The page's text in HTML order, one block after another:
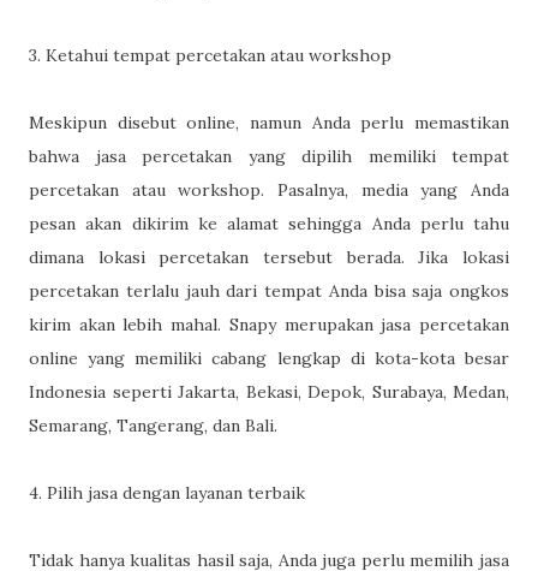
3. Ketahui tempat percetakan atau workshop
Meskipun disebut online, namun Anda perlu memastikan
bahwa jasa percetakan yang dipilih memiliki tempat
percetakan atau workshop. Pasalnya, media yang Anda
pesan akan dikirim ke alamat sehingga Anda perlu tahu
dimana lokasi percetakan tersebut berada. Jika lokasi
percetakan terlalu jauh dari tempat Anda bisa saja ongkos
kirim akan lebih mahal. Snapy merupakan jasa percetakan
online yang memiliki cabang lengkap di kota-kota besar
Indonesia seperti Jakarta, Bekasi, Depok, Surabaya, Medan,
Semarang, Tangerang, dan Bali.
4. Pilih jasa dengan layanan terbaik
Tidak hanya kualitas hasil saja, Anda juga perlu memilih jasa